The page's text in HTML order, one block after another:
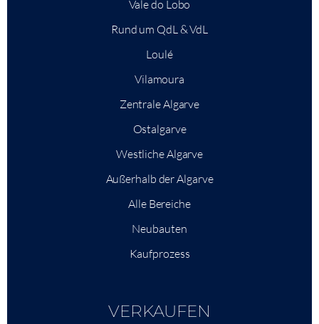
Vale do Lobo
Rund um QdL & VdL
Loulé
Vilamoura
Zentrale Algarve
Ostalgarve
Westliche Algarve
Außerhalb der Algarve
Alle Bereiche
Neubauten
Kaufprozess
VERKAUFEN